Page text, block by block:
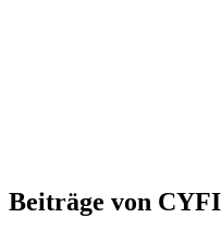
Beiträge von CYFI